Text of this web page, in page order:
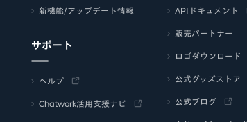
新機能/アップデート情報
サポート
ヘルプ
Chatwork活用支援ナビ
APIドキュメント
販売パートナー
ロゴダウンロード
公式グッズストア
公式ブログ